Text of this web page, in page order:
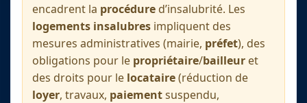
encadrent la procédure d’insalubrité. Les
logements insalubres impliquent des
mesures administratives (mairie, préfet), des
obligations pour le propriétaire/bailleur et
des droits pour le locataire(réduction de
loyer, travaux, paiementsuspendu,